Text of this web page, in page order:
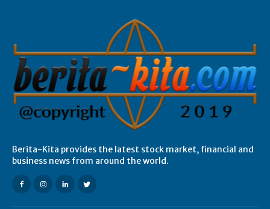
Berita-Kita provides the latest stock market, financial and
business news from around the world.